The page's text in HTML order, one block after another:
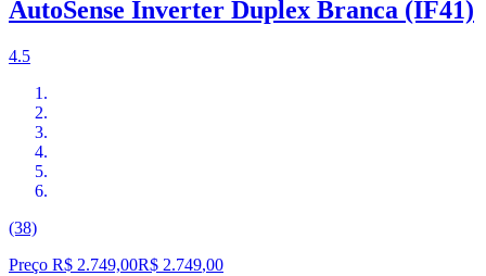
AutoSense Inverter Duplex Branca (IF41)
4.5
(38)
Preço R$ 2.749,00R$ 2.749,00